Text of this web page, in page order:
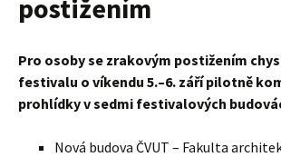
postižením
Pro osoby se zrakovým postižením
festivalu o víkendu 5.–6. září pilotně
prohlídky v sedmi festivalových
Nová budova ČVUT – Fakulta